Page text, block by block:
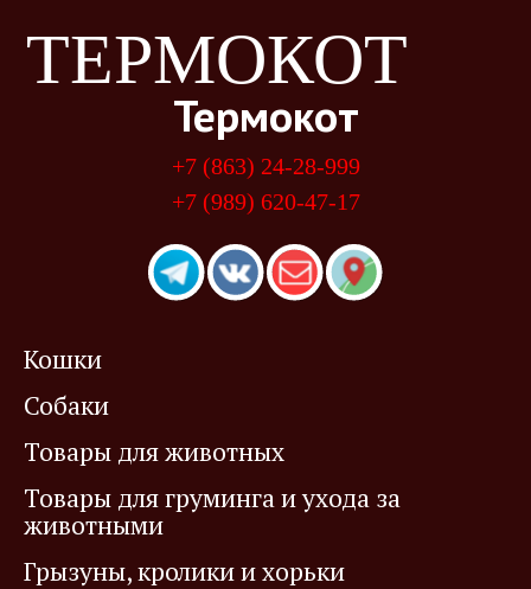
ТЕРМОКОТ
Термокот
+7 (863) 24-28-999
+7 (989) 620-47-17
Кошки
Собаки
Товары для животных
Товары для груминга и ухода за
животными
Грызуны, кролики и хорьки